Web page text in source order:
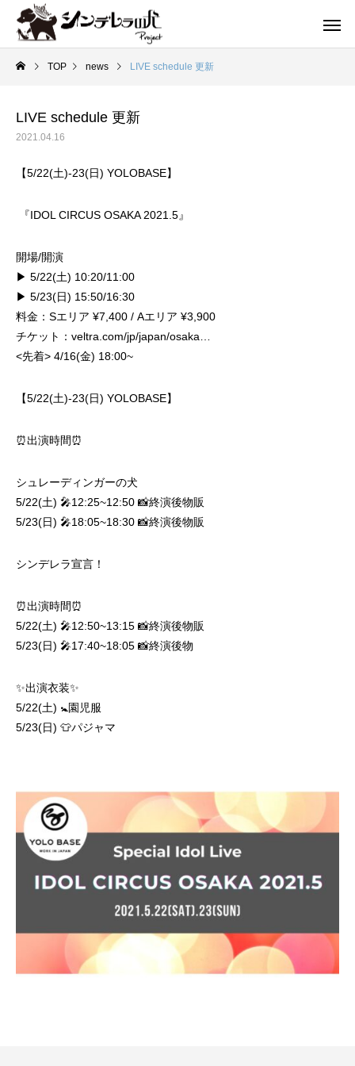
TOP news LIVE schedule 更新
LIVE schedule 更新
2021.04.16
【5/22(土)-23(日) YOLOBASE】
『IDOL CIRCUS OSAKA 2021.5』
開場/開演
▶ 5/22(土) 10:20/11:00
▶ 5/23(日) 15:50/16:30
料金：Sエリア ¥7,400 / Aエリア ¥3,900
チケット：veltra.com/jp/japan/osaka…
<先着> 4/16(金) 18:00~
【5/22(土)-23(日) YOLOBASE】
⏰出演時間⏰
シュレーディンガーの犬
5/22(土) 🎤12:25~12:50 📸終演後物販
5/23(日) 🎤18:05~18:30 📸終演後物販
シンデレラ宣言！
⏰出演時間⏰
5/22(土) 🎤12:50~13:15 📸終演後物販
5/23(日) 🎤17:40~18:05 📸終演後物
✨出演衣装✨
5/22(土) 🚼園児服
5/23(日) 👕パジャマ